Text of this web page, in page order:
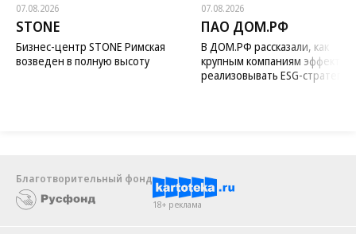
07.08.2026
STONE
Бизнес-центр STONE Римская
возведен в полную высоту
07.08.2026
ПАО ДОМ.РФ
В ДОМ.РФ рассказали, как
крупным компаниям
реализовывать ESG-стратегию
Благотворительный фонд
18+ реклама